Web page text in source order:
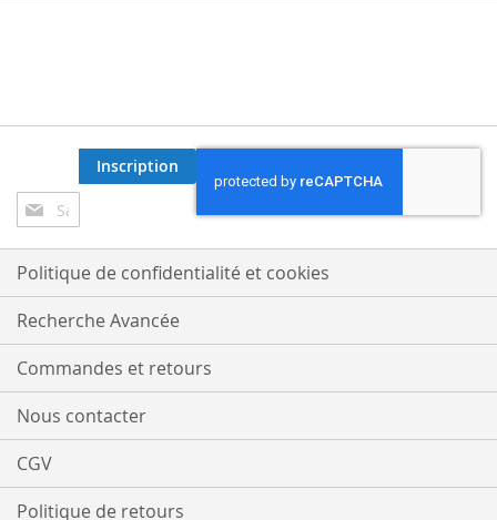
Inscription
à
notre
lettre
d’information
:
Inscription
Politique de confidentialité et cookies
Recherche Avancée
Commandes et retours
Nous contacter
CGV
Politique de retours